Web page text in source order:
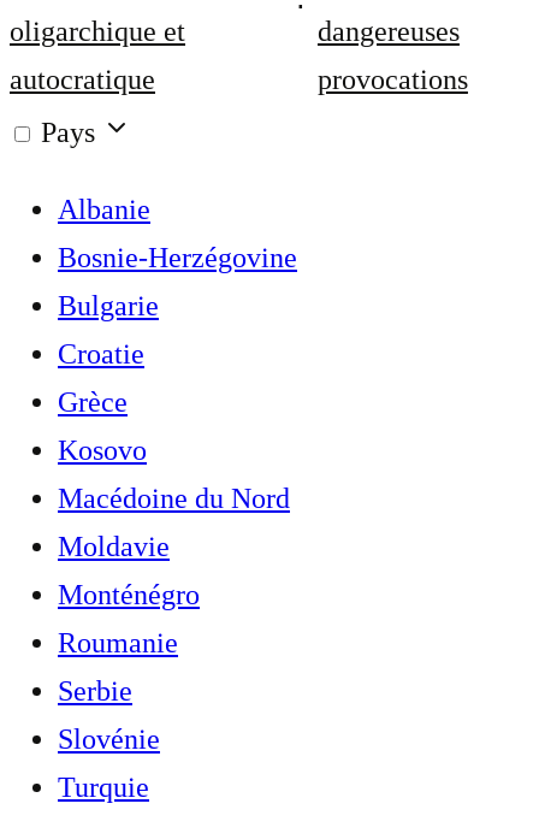
oligarchique et
autocratique
dangereuses
provocations
Pays
Albanie
Bosnie-Herzégovine
Bulgarie
Croatie
Grèce
Kosovo
Macédoine du Nord
Moldavie
Monténégro
Roumanie
Serbie
Slovénie
Turquie